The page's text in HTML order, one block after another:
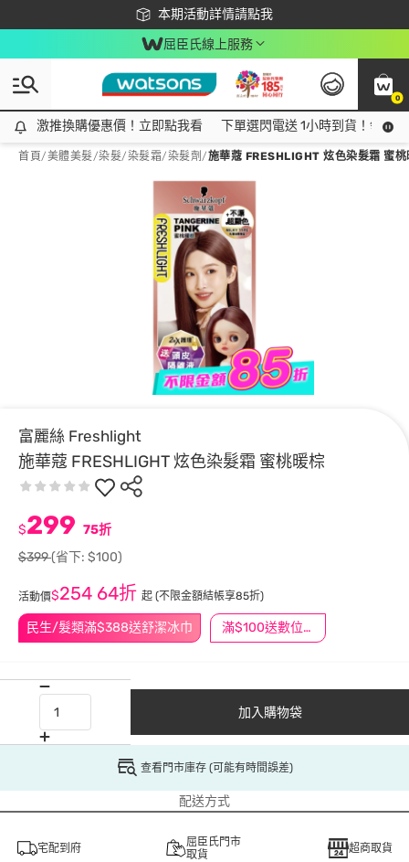
本期活動詳情請點我
下載app最高回饋$350
屈臣氏線上服務
0
激推換購優惠價！立即點我看
激推換購優惠價！立即點我看 下單選閃電送 1小時到貨！領神
首頁/美體美髮/染髮/染髮霜/染髮劑 /施華蔻 FRESHLIGHT 炫色染髮霜 蜜桃
富麗絲 Freshlight
施華蔻 FRESHLIGHT 炫色染髮霜 蜜桃暖棕
民生/髮類滿$388送舒潔冰巾 滿$100送數位印花
$299 75折
$399(省下: $100)
活動價$254 64折 起 (不限金額結帳享85折)
加入購物袋
查看門市庫存 (可能有時間誤差)
配送方式
宅配到府
屈臣氏門市
取貨
超商取貨